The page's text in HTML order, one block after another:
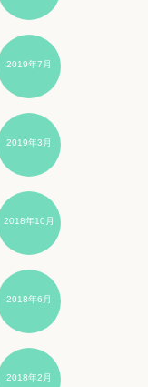
2019年7月
2019年3月
2018年10月
2018年6月
2018年2月